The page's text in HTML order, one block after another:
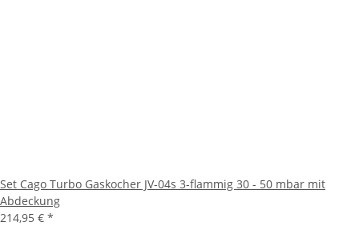
Set Cago Turbo Gaskocher JV-04s 3-flammig 30 - 50 mbar mit
Abdeckung
214,95 € *